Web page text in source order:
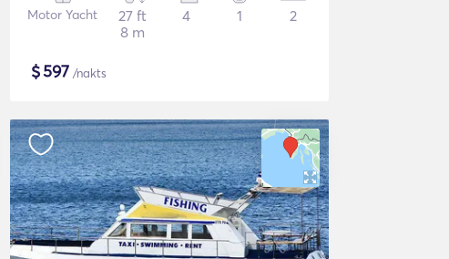
Motor Yacht
27 ft
8 m
4 1 2
$597 /nakts